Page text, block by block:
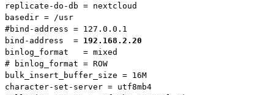
replicate-do-db = nextcloud
basedir = /usr
#bind-address = 127.0.0.1
bind-address  = 192.168.2.20
binlog_format   = mixed
# binlog_format = ROW
bulk_insert_buffer_size = 16M
character-set-server = utf8mb4